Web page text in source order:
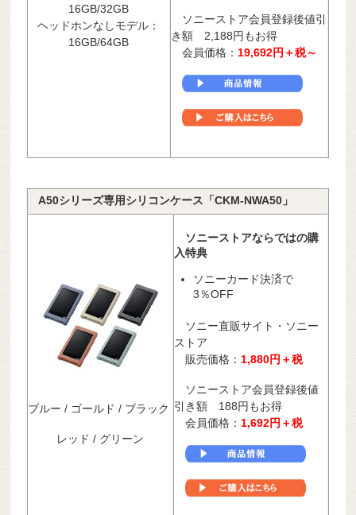
16GB/32GB
ヘッドホンなしモデル：
16GB/64GB
ソニーストア会員登録後値引
き額 2,188円もお得
会員価格： 19,692円＋税～
A50シリーズ専用シリコンケース「CKM-NWA50」
ブルー / ゴールド / ブラック
レッド / グリーン
ソニーストアならではの購
入特典
ソニーカード決済で
3％OFF
ソニー直販サイト・ソニー
ストア
販売価格： 1,880円＋税
ソニーストア会員登録後値
引き額 188円もお得
会員価格： 1,692円＋税